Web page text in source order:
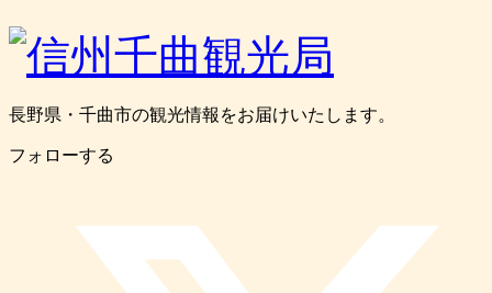
長野県・千曲市の観光情報をお届けいたします。
フォローする